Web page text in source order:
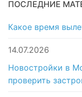
ПОСЛЕДНИЕ
Какое время
14.07.2026
Новостройки в
проверить